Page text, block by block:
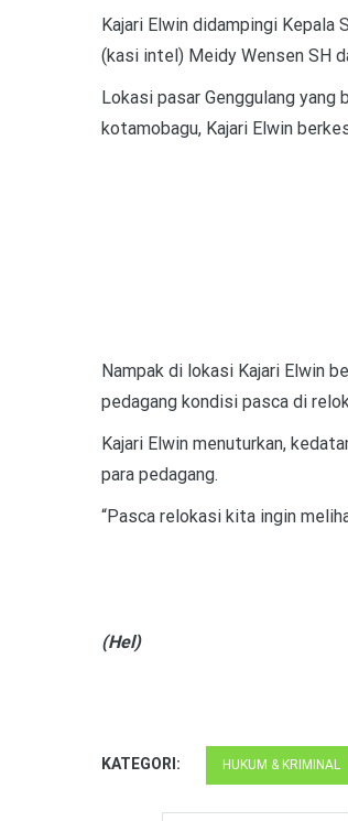
Kajari Elwin didampingi Kepala
(kasi intel) Meidy Wensen SH
Lokasi pasar Genggulang yang
kotamobagu, Kajari Elwin
Nampak di lokasi Kajari Elwin
pedagang kondisi pasca di
Kajari Elwin menuturkan,
para pedagang.
“Pasca relokasi kita ingin
(Hel)
KATEGORI: HUKUM & KRIMINAL